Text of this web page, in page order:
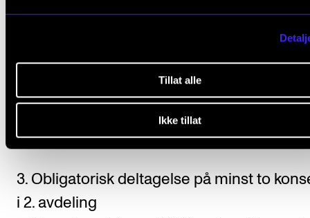
Tillat alle
Ikke tillat
koordinator for forum og interpretasjon.
klaver, gitar, akkordeon og cembalo)
Obligatorisk og aktiv deltagelse i henhold til
besetningsoppsett, prøveplaner og
til enhver tid gjeldende retningslinjer.
3. Obligatorisk deltagelse på minst to
i 2. avdeling